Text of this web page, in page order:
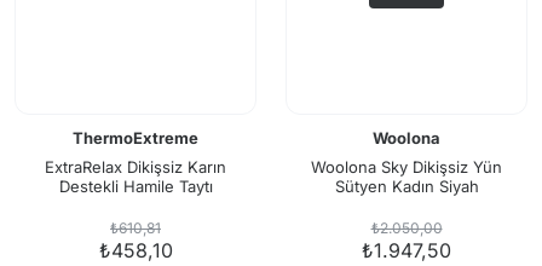
ThermoExtreme
ExtraRelax Dikişsiz Karın
Destekli Hamile Taytı
₺610,81
₺458,10
Woolona
Woolona Sky Dikişsiz Yün
Sütyen Kadın Siyah
₺2.050,00
₺1.947,50